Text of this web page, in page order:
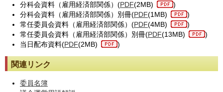
分科会資料（雇用経済部関係）(PDF(2MB)
)
分科会資料（雇用経済部関係）別冊(PDF(1MB)
)
常任委員会資料（雇用経済部関係）(PDF(4MB)
)
常任委員会資料（雇用経済部関係）別冊(PDF(13MB)
)
当日配布資料(PDF(2MB) )
関連リンク
委員名簿